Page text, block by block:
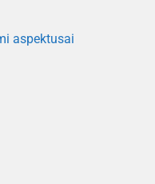
aspektusai